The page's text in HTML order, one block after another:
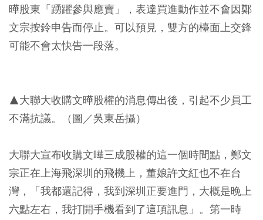
曄股東「踴躍參與應賣」，表達買進動作並不會因鄭
文宗按鈴申告而停止。可以預見，雙方的檯面上交鋒
可能不會太快告一段落。
▲大聯大收購文曄股權的消息傳出後，引起不少員工
不滿抗議。（圖／吳東岳攝）
大聯大宣布收購文曄三成股權的這一個時間點，鄭文
宗正在上海飛深圳的飛機上，董娘許文紅也不在台
灣，「我都還記得，我到深圳正要進門，大概是晚上
六點左右，我打開手機看到了這項訊息」。第一時